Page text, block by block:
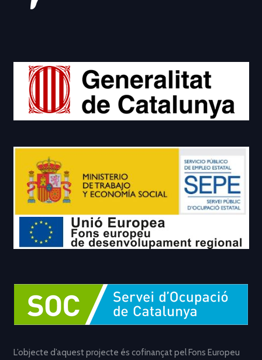
L’objecte d’aquest projecte és cofinançat pel Fons Europeu